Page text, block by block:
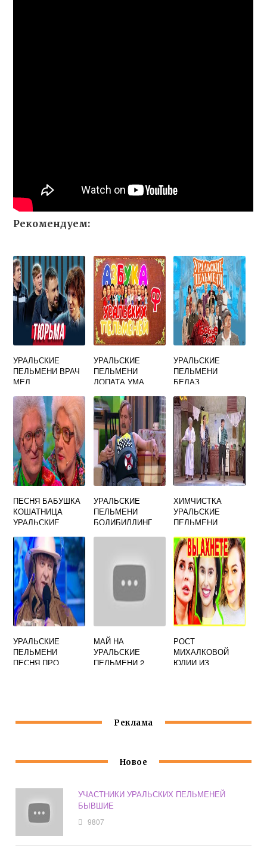
Рекомендуем:
УРАЛЬСКИЕ
ПЕЛЬМЕНИ ВРАЧ
МЕЛ
УРАЛЬСКИЕ
ПЕЛЬМЕНИ
ЛОПАТА УМА
УРАЛЬСКИЕ
ПЕЛЬМЕНИ
БЕЛАЗ
ПЕСНЯ БАБУШКА
КОШАТНИЦА
УРАЛЬСКИЕ
УРАЛЬСКИЕ
ПЕЛЬМЕНИ
БОДИБИЛДИНГ
ХИМЧИСТКА
УРАЛЬСКИЕ
ПЕЛЬМЕНИ
УРАЛЬСКИЕ
ПЕЛЬМЕНИ
ПЕСНЯ ПРО
МАЙ НА
УРАЛЬСКИЕ
ПЕЛЬМЕНИ 2
РОСТ
МИХАЛКОВОЙ
ЮЛИИ ИЗ
Реклама
Новое
УЧАСТНИКИ УРАЛЬСКИХ ПЕЛЬМЕНЕЙ
БЫВШИЕ
9807